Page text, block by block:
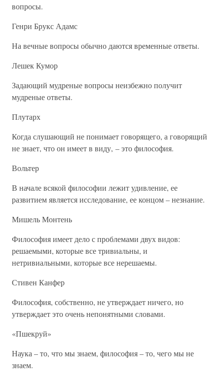
вопросы.
Генри Брукс Адамс
На вечные вопросы обычно даются временные ответы.
Лешек Кумор
Задающий мудреные вопросы неизбежно получит
мудреные ответы.
Плутарх
Когда слушающий не понимает говорящего, а говорящий
не знает, что он имеет в виду, – это философия.
Вольтер
В начале всякой философии лежит удивление, ее
развитием является исследование, ее концом – незнание.
Мишель Монтень
Философия имеет дело с проблемами двух видов:
решаемыми, которые все тривиальны, и
нетривиальными, которые все нерешаемы.
Стивен Канфер
Философия, собственно, не утверждает ничего, но
утверждает это очень непонятными словами.
«Пшекруй»
Наука – то, что мы знаем, философия – то, чего мы не
знаем.